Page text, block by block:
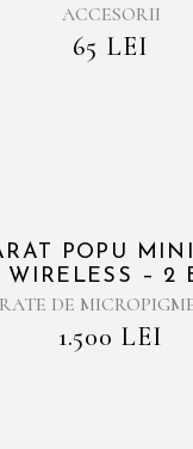
ACCESORII
65 LEI
POPU
WIRELESS – 2
DE
1.500 LEI